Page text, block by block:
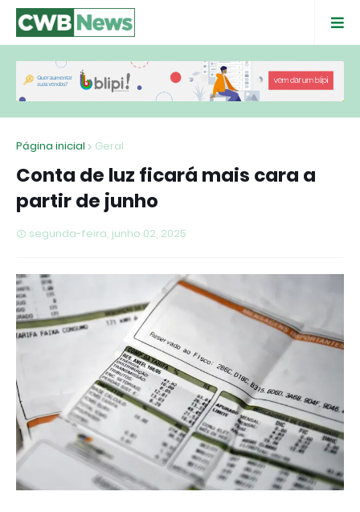
Página inicial Geral
Conta de luz ficará mais cara a
partir de junho
segunda-feira, junho 02, 2025